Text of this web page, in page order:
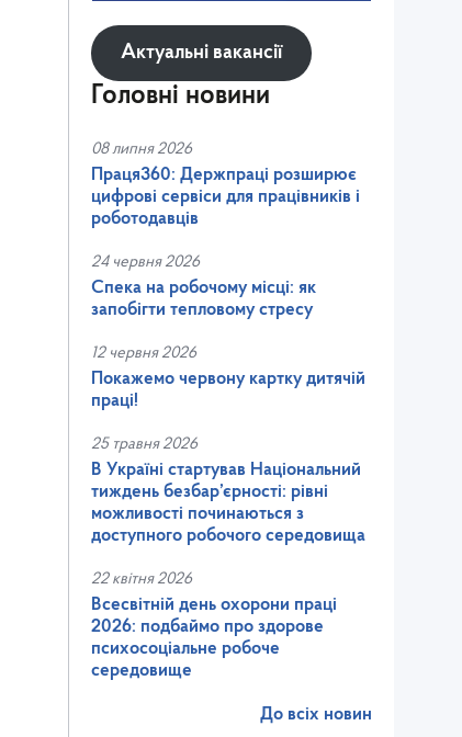
Актуальні вакансії
Головні новини
08 липня 2026
Праця360: Держпраці розширює
цифрові сервіси для працівників і
роботодавців
24 червня 2026
Спека на робочому місці: як
запобігти тепловому стресу
12 червня 2026
Покажемо червону картку дитячій
праці!
25 травня 2026
В Україні стартував Національний
тиждень безбар’єрності: рівні
можливості починаються з
доступного робочого середовища
22 квітня 2026
Всесвітній день охорони праці
2026: подбаймо про здорове
психосоціальне робоче
середовище
До всіх новин